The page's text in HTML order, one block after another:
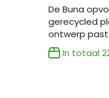
De Buna
gerecycled
ontwerp past
In totaal